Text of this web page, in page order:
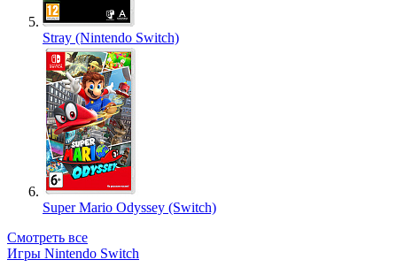
Stray (Nintendo Switch)
Super Mario Odyssey (Switch)
Смотреть все
Игры Nintendo Switch